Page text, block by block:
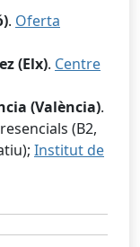
. Oferta
(Elx). Centre
(València).
(B2,
Institut de